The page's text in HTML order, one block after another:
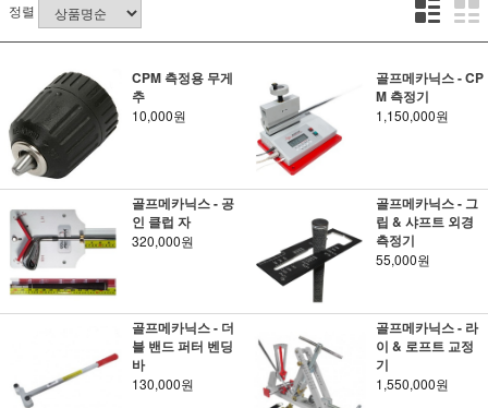
정렬
CPM 측정용 무게
추
10,000원
골프메카닉스 - CP
M 측정기
1,150,000원
골프메카닉스 - 공
인 클럽 자
320,000원
골프메카닉스 - 그
립 & 샤프트 외경
측정기
55,000원
골프메카닉스 - 더
블 밴드 퍼터 벤딩
바
130,000원
골프메카닉스 - 라
이 & 로프트 교정
기
1,550,000원